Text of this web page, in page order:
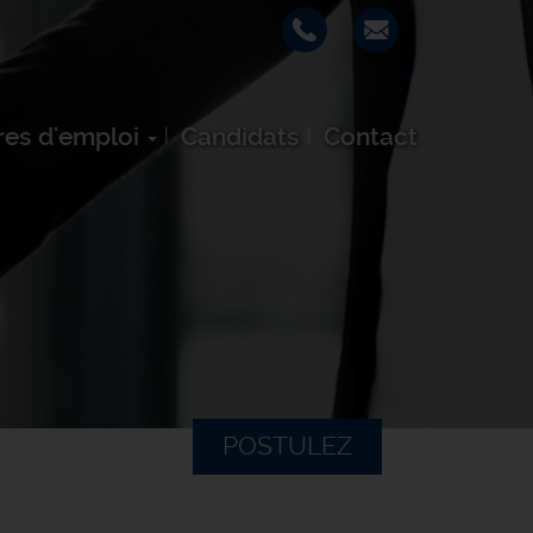
d'emploi Candidats Contact
POSTULEZ